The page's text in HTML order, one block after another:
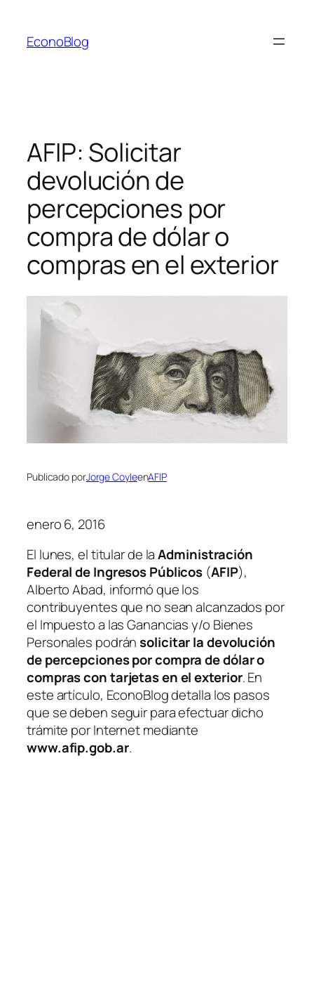
contenido
EconoBlog
AFIP: Solicitar
devolución de
percepciones por
compra de dólar o
compras en el exterior
Publicado porJorge CoyleenAFIP
enero 6, 2016
El lunes, el titular de laAdministración
Federal de Ingresos Públicos (AFIP),
Alberto Abad, informó que los
contribuyentes que no sean alcanzados por
el Impuesto a las Ganancias y/o Bienes
Personales podránsolicitar la devolución
de percepciones por compra de dólar o
compras con tarjetas en el exterior. En
este artículo, EconoBlog detalla los pasos
que se deben seguir para efectuar dicho
trámite por Internet mediante
www.afip.gob.ar.